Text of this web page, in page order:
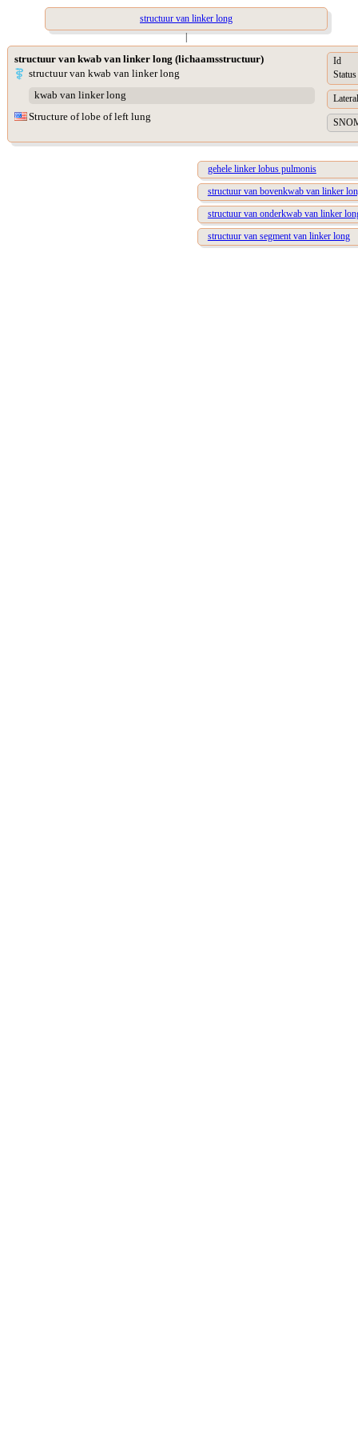
structuur van linker long
|
structuur van kwab van linker long (lichaamsstructuur)
structuur van kwab van linker long
kwab van linker long
Structure of lobe of left lung
Id
Status
gehele linker lobus pulmonis
structuur van bovenkwab van linker
structuur van onderkwab van linker
structuur van segment van linker long